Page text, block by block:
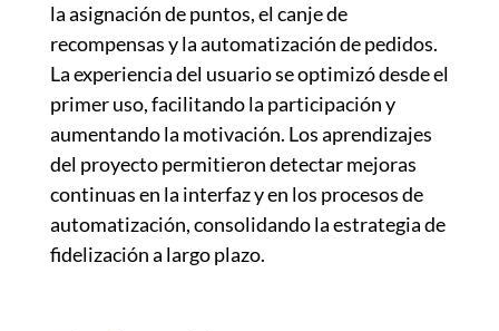
la asignación de puntos, el canje de
recompensas y la automatización de pedidos.
La experiencia del usuario se optimizó desde el
primer uso, facilitando la participación y
aumentando la motivación. Los aprendizajes
del proyecto permitieron detectar mejoras
continuas en la interfaz y en los procesos de
automatización, consolidando la estrategia de
fidelización a largo plazo.